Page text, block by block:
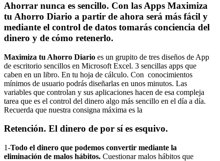
Ahorrar nunca es sencillo. Con las Apps Maximiza
tu Ahorro Diario a partir de ahora será más fácil y
mediante el control de datos tomarás conciencia del
dinero y de cómo retenerlo.
Maximiza tu Ahorro Diario es un grupito de tres diseños de App
de escritorio sencillos en Microsoft Excel. 3 sencillas apps que
caben en un libro. En tu hoja de cálculo. Con conocimientos
mínimos de usuario podrás diseñarlas en unos minutos. Las
variables que controlan y sus aplicaciones hacen de esa compleja
tarea que es el control del dinero algo más sencillo en el día a día.
Recuerda que nuestra consigna máxima es la
Retención. El dinero de por sí es esquivo.
1-Todo el dinero que podemos convertir mediante la
eliminación de malos hábitos. Cuestionar malos hábitos que